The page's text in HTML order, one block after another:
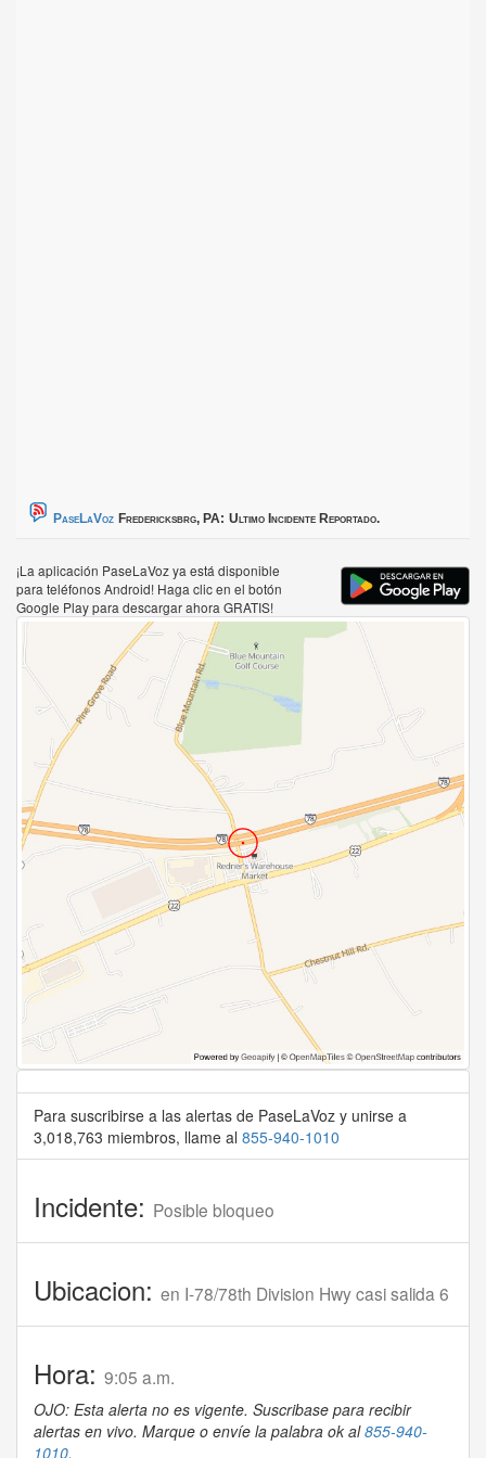
PaseLaVoz Fredericksbrg, PA: Ultimo Incidente Reportado.
¡La aplicación PaseLaVoz ya está disponible
para teléfonos Android! Haga clic en el botón
Google Play para descargar ahora GRATIS!
Para suscribirse a las alertas de PaseLaVoz y unirse a
3,018,763 miembros, llame al 855-940-1010
Incidente: Posible bloqueo
Ubicacion: en I-78/78th Division Hwy casi salida 6
Hora: 9:05 a.m.
OJO: Esta alerta no es vigente. Suscribase para recibir
alertas en vivo. Marque o envíe la palabra ok al855-940-
1010.